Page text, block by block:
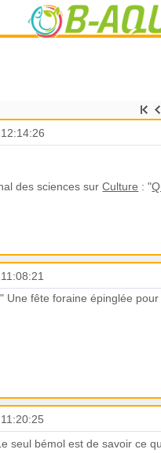
des sciences surCulture : "
Une fête foraine épinglée
seul bémol est de savoir ce